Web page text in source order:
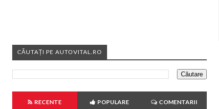
CĂUTAȚI PE AUTOVITAL.RO
RECENTE POPULARE COMENTARII